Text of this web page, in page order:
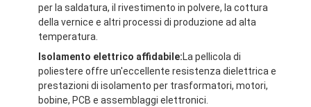
per la saldatura, il rivestimento in polvere, la cottura
della vernice e altri processi di produzione ad alta
temperatura.
Isolamento elettrico affidabile:La pellicola di
poliestere offre un'eccellente resistenza dielettrica e
prestazioni di isolamento per trasformatori, motori,
bobine, PCB e assemblaggi elettronici.